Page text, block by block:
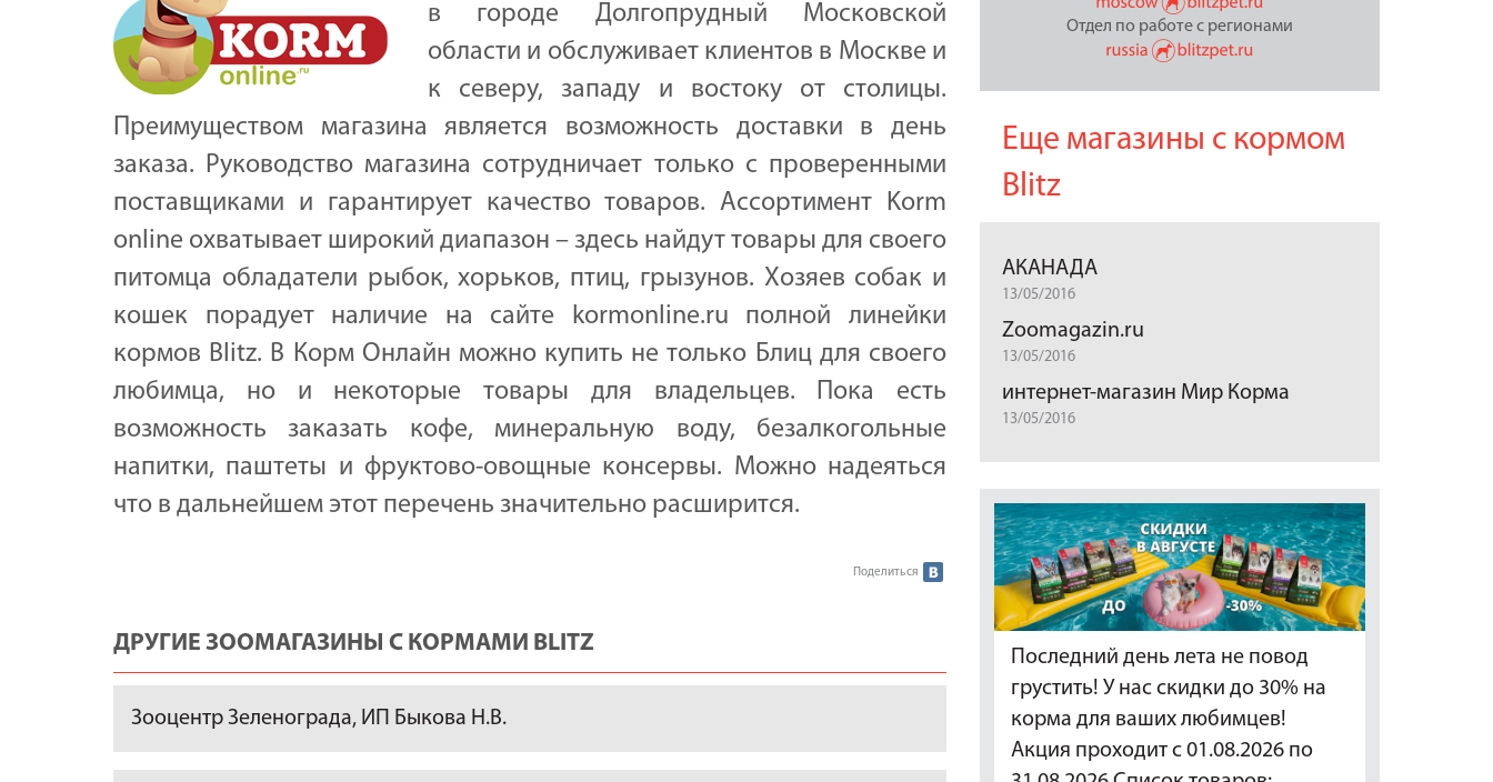
в городе Долгопрудный Московской
области и обслуживает клиентов в Москве и
к северу, западу и востоку от столицы.
Преимуществом магазина является возможность доставки в день
заказа. Руководство магазина сотрудничает только с проверенными
поставщиками и гарантирует качество товаров. Ассортимент Korm
online охватывает широкий диапазон – здесь найдут товары для своего
питомца обладатели рыбок, хорьков, птиц, грызунов. Хозяев собак и
кошек порадует наличие на сайте kormonline.ru полной линейки
кормов Blitz. В Корм Онлайн можно купить не только Блиц для своего
любимца, но и некоторые товары для владельцев. Пока есть
возможность заказать кофе, минеральную воду, безалкогольные
напитки, паштеты и фруктово-овощные консервы. Можно надеяться
что в дальнейшем этот перечень значительно расширится.
Поделиться
ДРУГИЕ ЗООМАГАЗИНЫ С КОРМАМИ BLITZ
Зооцентр Зеленограда, ИП Быкова Н.В.
Отдел по работе с регионами
Еще магазины с кормом
Blitz
АКАНАДА
13/05/2016
Zoomagazin.ru
13/05/2016
интернет-магазин Мир Корма
13/05/2016
Последний день лета не повод
грустить! У нас скидки до 30% на
корма для ваших любимцев!
Акция проходит с 01.08.2026 по